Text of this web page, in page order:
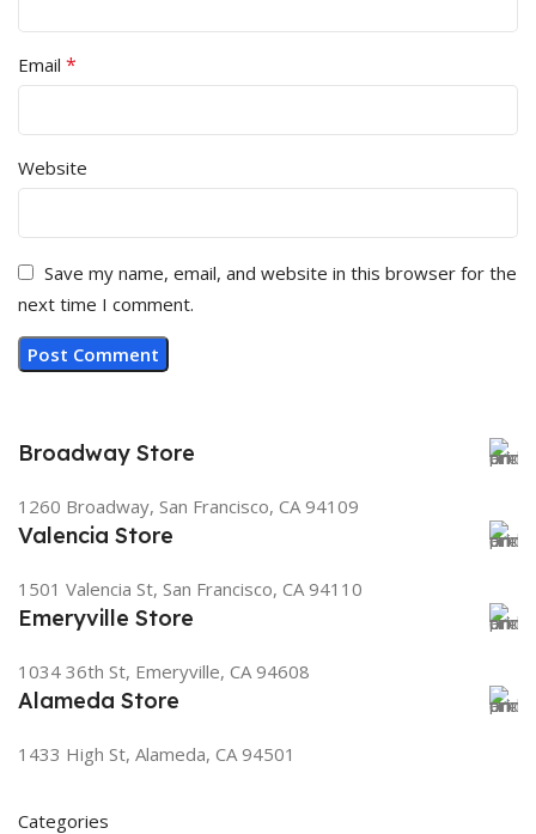
Email *
Website
Save my name, email, and website in this browser for the
next time I comment.
Broadway Store
1260 Broadway, San Francisco, CA 94109
Valencia Store
1501 Valencia St, San Francisco, CA 94110
Emeryville Store
1034 36th St, Emeryville, CA 94608
Alameda Store
1433 High St, Alameda, CA 94501
Categories